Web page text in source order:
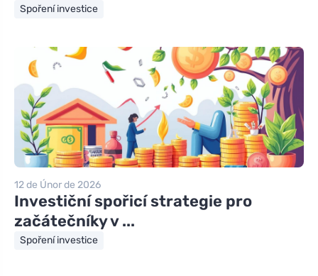
Spoření investice
12 de Únor de 2026
Investiční spořicí strategie pro
začátečníky v ...
Spoření investice